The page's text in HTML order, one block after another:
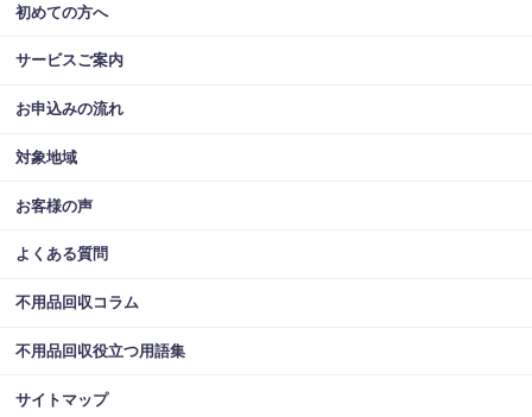
初めての方へ
サービスご案内
お申込みの流れ
対象地域
お客様の声
よくある質問
不用品回収コラム
不用品回収役立つ用語集
サイトマップ